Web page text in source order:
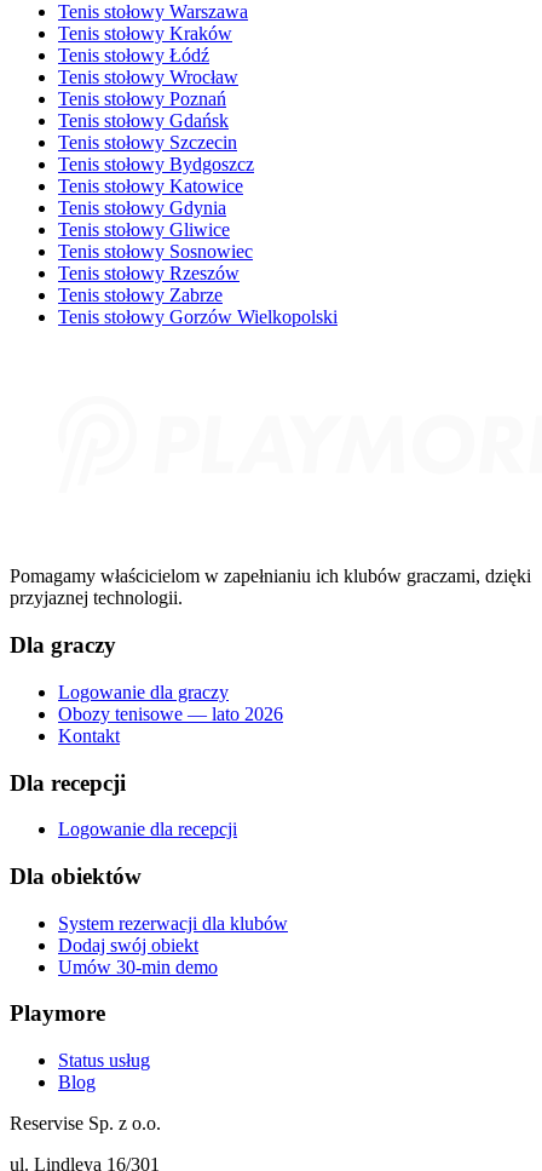
Tenis stołowy Warszawa
Tenis stołowy Kraków
Tenis stołowy Łódź
Tenis stołowy Wrocław
Tenis stołowy Poznań
Tenis stołowy Gdańsk
Tenis stołowy Szczecin
Tenis stołowy Bydgoszcz
Tenis stołowy Katowice
Tenis stołowy Gdynia
Tenis stołowy Gliwice
Tenis stołowy Sosnowiec
Tenis stołowy Rzeszów
Tenis stołowy Zabrze
Tenis stołowy Gorzów Wielkopolski
Pomagamy właścicielom w zapełnianiu ich klubów graczami, dzięki
przyjaznej technologii.
Dla graczy
Logowanie dla graczy
Obozy tenisowe — lato 2026
Kontakt
Dla recepcji
Logowanie dla recepcji
Dla obiektów
System rezerwacji dla klubów
Dodaj swój obiekt
Umów 30-min demo
Playmore
Status usług
Blog
Reservise Sp. z o.o.
ul. Lindleya 16/301